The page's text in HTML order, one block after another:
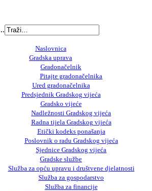
Naslovnica
Gradska uprava
Gradonačelnik
Pitajte gradonačelnika
Ured gradonačelnika
Predsjednik Gradskog vijeća
Gradsko vijeće
Nadležnosti Gradskog vijeća
Radna tijela Gradskog vijeća
Etički kodeks ponašanja
Poslovnik o radu Gradskog vijeća
Sjednice Gradskog vijeća
Gradske službe
Služba za opću upravu i društvene djelatnosti
Služba za gospodarstvo
Služba za financije